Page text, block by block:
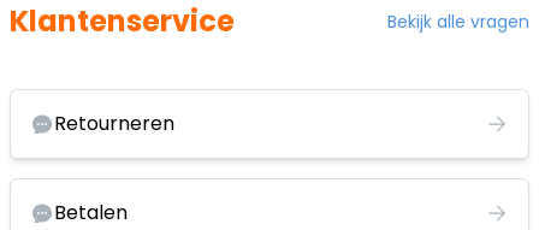
Klantenservice Bekijk alle vragen
Retourneren
Betalen